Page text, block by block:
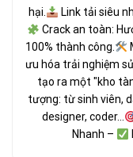
hại.
Link tải siêu
Crack an toàn:
100% thành công.
ưu hóa trải nghiệm
tạo ra một "kho
tượng: từ sinh viên,
designer, coder...
Nhanh –